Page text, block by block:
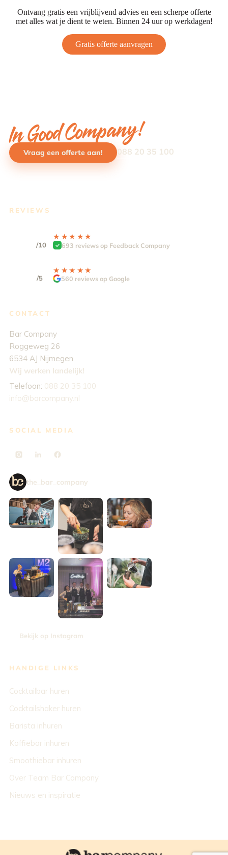
Ontvang gratis een vrijblijvend advies en een scherpe offerte
met alles wat je dient te weten. Binnen 24 uur op werkdagen!
Gratis offerte aanvragen
In Good Company!
Vraag een offerte aan! 088 20 35 100
REVIEWS
/10
★★★★★
★★★★★
693 reviews op Feedback Company
/5
★★★★★
★★★★★
560 reviews op Google
CONTACT
Bar Company
Roggeweg 26
6534 AJ Nijmegen
Wij werken landelijk!
Telefoon: 088 20 35 100
info@barcompany.nl
SOCIAL MEDIA
the_bar_company
Bekijk op Instagram
HANDIGE LINKS
Cocktailbar huren
Cocktailshaker huren
Barista inhuren
Koffiebar inhuren
Smoothiebar inhuren
Over Team Bar Company
Nieuws en inspiratie